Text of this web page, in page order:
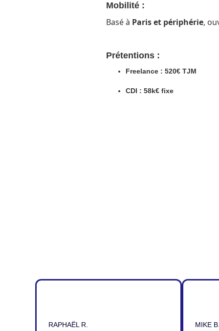
Mobilité :
Basé à Paris et périphérie,
Prétentions :
Freelance : 520€ TJM
CDI : 58k€ fixe
RAPHAËL R. MIKE